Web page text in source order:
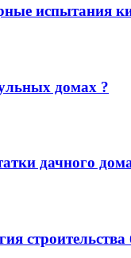
испытания
домах ?
дачного
строительства